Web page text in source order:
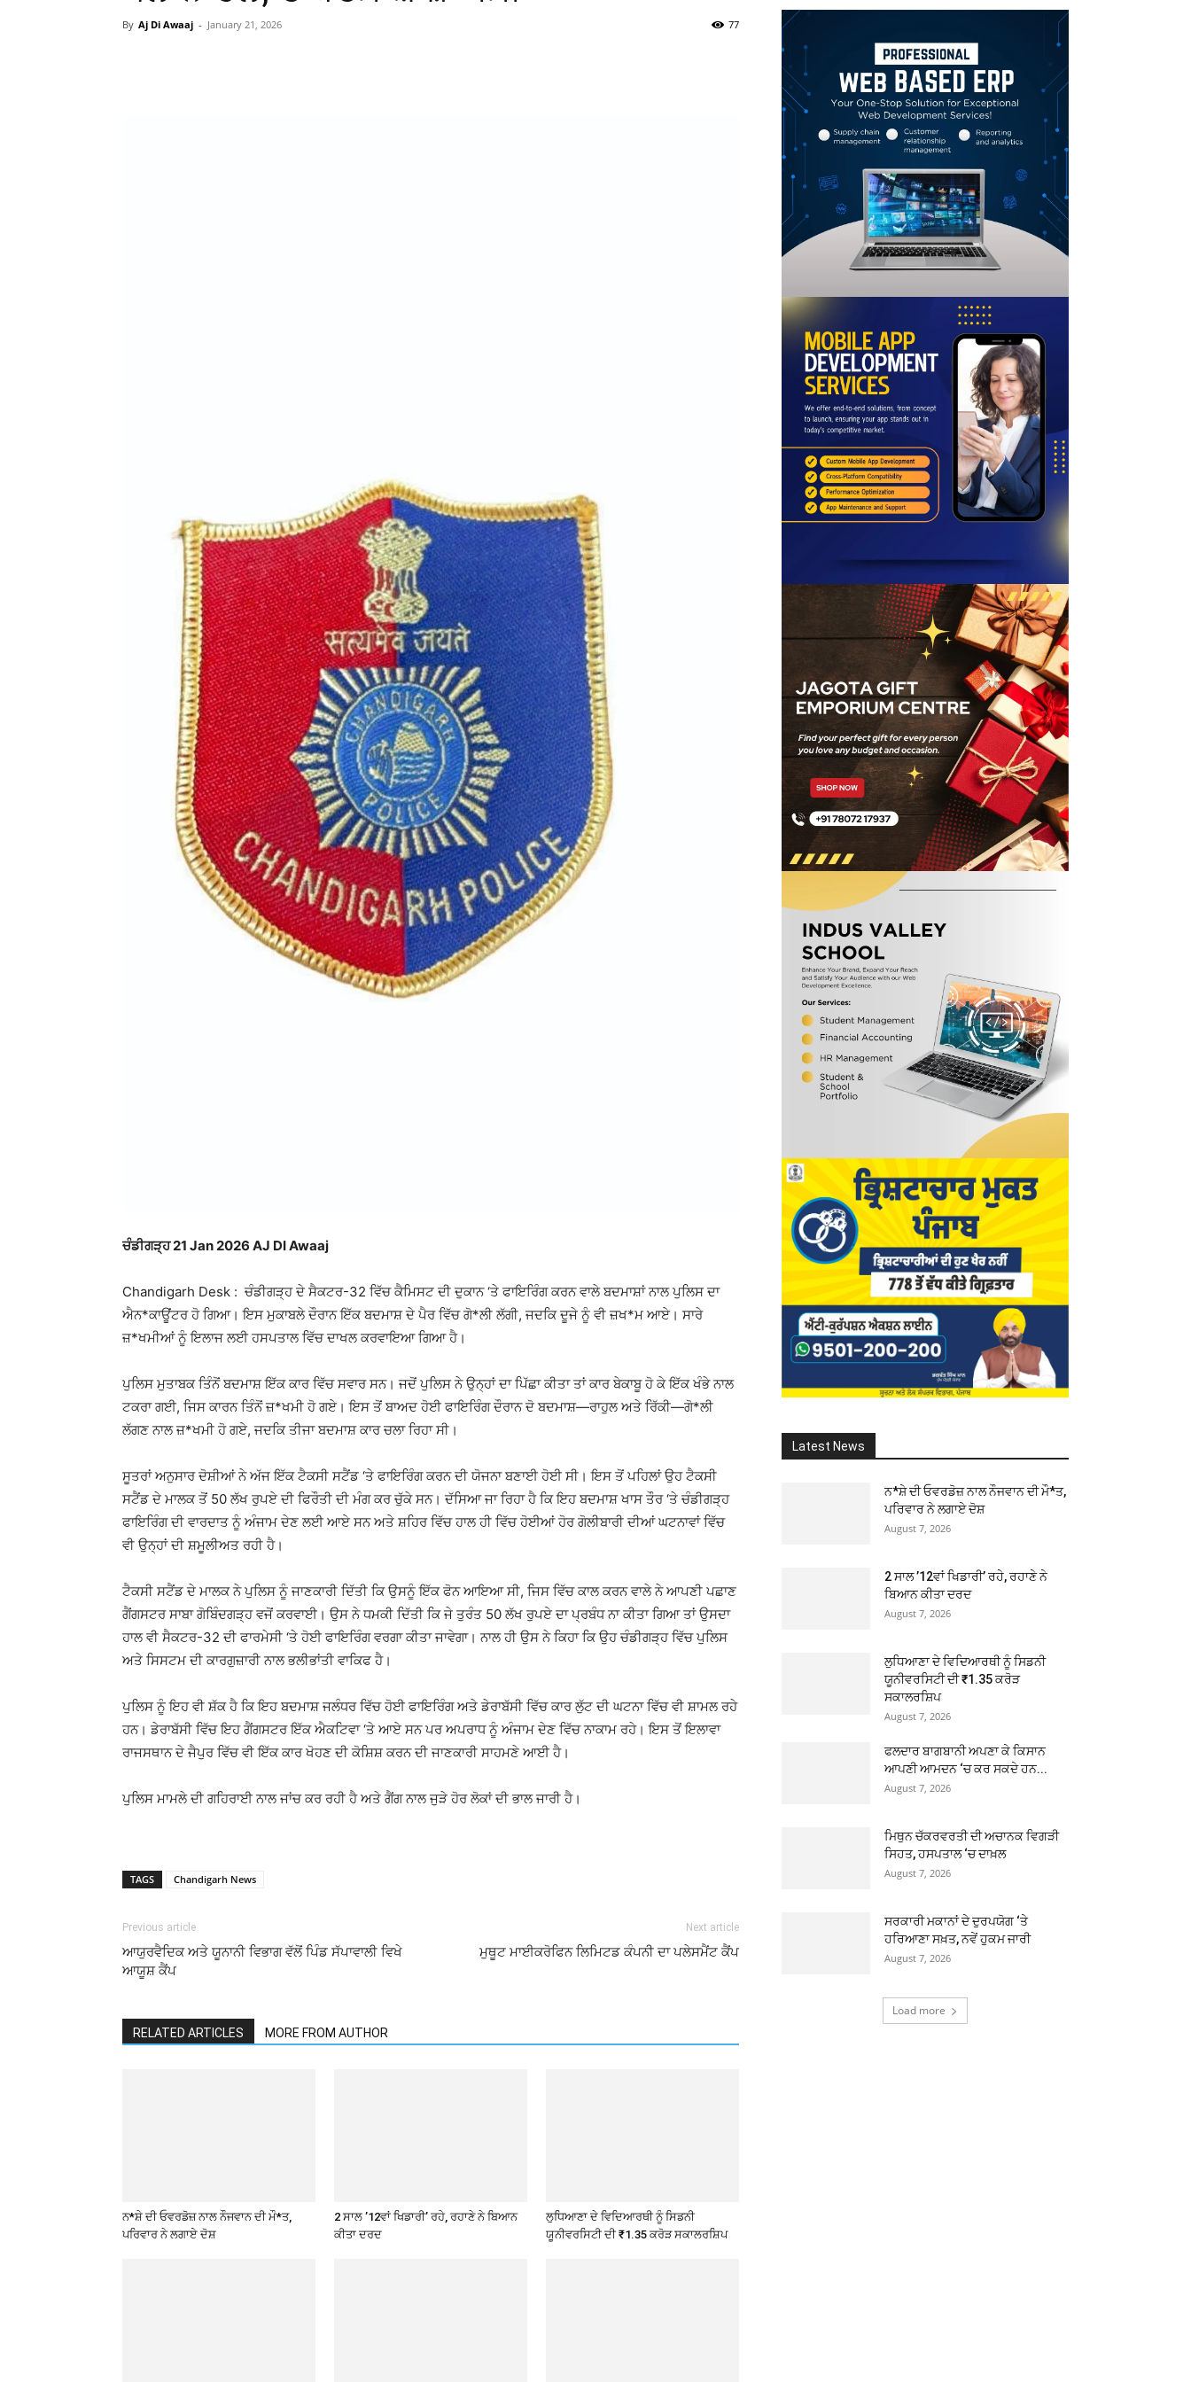
By Aj Di Awaaj - January 21, 2026 77
Email Print
ਚੰਡੀਗੜ੍ਹ 21 Jan 2026 AJ DI Awaaj
Chandigarh Desk : ਚੰਡੀਗੜ੍ਹ ਦੇ ਸੈਕਟਰ-32 ਵਿੱਚ ਕੈਮਿਸਟ ਦੀ ਦੁਕਾਨ ‘ਤੇ ਫਾਇਰਿੰਗ ਕਰਨ ਵਾਲੇ ਬਦਮਾਸ਼ਾਂ ਨਾਲ ਪੁਲਿਸ ਦਾ
ਐਨ*ਕਾਊਂਟਰ ਹੋ ਗਿਆ। ਇਸ ਮੁਕਾਬਲੇ ਦੌਰਾਨ ਇੱਕ ਬਦਮਾਸ਼ ਦੇ ਪੈਰ ਵਿੱਚ ਗੋ*ਲੀ ਲੱਗੀ, ਜਦਕਿ ਦੂਜੇ ਨੂੰ ਵੀ ਜ਼ਖ*ਮ ਆਏ। ਸਾਰੇ
ਜ਼*ਖਮੀਆਂ ਨੂੰ ਇਲਾਜ ਲਈ ਹਸਪਤਾਲ ਵਿੱਚ ਦਾਖਲ ਕਰਵਾਇਆ ਗਿਆ ਹੈ।
ਪੁਲਿਸ ਮੁਤਾਬਕ ਤਿੰਨੋਂ ਬਦਮਾਸ਼ ਇੱਕ ਕਾਰ ਵਿੱਚ ਸਵਾਰ ਸਨ। ਜਦੋਂ ਪੁਲਿਸ ਨੇ ਉਨ੍ਹਾਂ ਦਾ ਪਿੱਛਾ ਕੀਤਾ ਤਾਂ ਕਾਰ ਬੇਕਾਬੂ ਹੋ ਕੇ ਇੱਕ ਖੰਭੇ ਨਾਲ
ਟਕਰਾ ਗਈ, ਜਿਸ ਕਾਰਨ ਤਿੰਨੋਂ ਜ਼*ਖਮੀ ਹੋ ਗਏ। ਇਸ ਤੋਂ ਬਾਅਦ ਹੋਈ ਫਾਇਰਿੰਗ ਦੌਰਾਨ ਦੋ ਬਦਮਾਸ਼—ਰਾਹੁਲ ਅਤੇ ਰਿੱਕੀ—ਗੋ*ਲੀ
ਲੱਗਣ ਨਾਲ ਜ਼*ਖਮੀ ਹੋ ਗਏ, ਜਦਕਿ ਤੀਜਾ ਬਦਮਾਸ਼ ਕਾਰ ਚਲਾ ਰਿਹਾ ਸੀ।
ਸੂਤਰਾਂ ਅਨੁਸਾਰ ਦੋਸ਼ੀਆਂ ਨੇ ਅੱਜ ਇੱਕ ਟੈਕਸੀ ਸਟੈਂਡ ‘ਤੇ ਫਾਇਰਿੰਗ ਕਰਨ ਦੀ ਯੋਜਨਾ ਬਣਾਈ ਹੋਈ ਸੀ। ਇਸ ਤੋਂ ਪਹਿਲਾਂ ਉਹ ਟੈਕਸੀ
ਸਟੈਂਡ ਦੇ ਮਾਲਕ ਤੋਂ 50 ਲੱਖ ਰੁਪਏ ਦੀ ਫਿਰੌਤੀ ਦੀ ਮੰਗ ਕਰ ਚੁੱਕੇ ਸਨ। ਦੱਸਿਆ ਜਾ ਰਿਹਾ ਹੈ ਕਿ ਇਹ ਬਦਮਾਸ਼ ਖਾਸ ਤੌਰ ‘ਤੇ ਚੰਡੀਗੜ੍ਹ
ਫਾਇਰਿੰਗ ਦੀ ਵਾਰਦਾਤ ਨੂੰ ਅੰਜਾਮ ਦੇਣ ਲਈ ਆਏ ਸਨ ਅਤੇ ਸ਼ਹਿਰ ਵਿੱਚ ਹਾਲ ਹੀ ਵਿੱਚ ਹੋਈਆਂ ਹੋਰ ਗੋਲੀਬਾਰੀ ਦੀਆਂ ਘਟਨਾਵਾਂ ਵਿੱਚ
ਵੀ ਉਨ੍ਹਾਂ ਦੀ ਸ਼ਮੂਲੀਅਤ ਰਹੀ ਹੈ।
ਟੈਕਸੀ ਸਟੈਂਡ ਦੇ ਮਾਲਕ ਨੇ ਪੁਲਿਸ ਨੂੰ ਜਾਣਕਾਰੀ ਦਿੱਤੀ ਕਿ ਉਸਨੂੰ ਇੱਕ ਫੋਨ ਆਇਆ ਸੀ, ਜਿਸ ਵਿੱਚ ਕਾਲ ਕਰਨ ਵਾਲੇ ਨੇ ਆਪਣੀ ਪਛਾਣ
ਗੈਂਗਸਟਰ ਸਾਬਾ ਗੋਬਿੰਦਗੜ੍ਹ ਵਜੋਂ ਕਰਵਾਈ। ਉਸ ਨੇ ਧਮਕੀ ਦਿੱਤੀ ਕਿ ਜੇ ਤੁਰੰਤ 50 ਲੱਖ ਰੁਪਏ ਦਾ ਪ੍ਰਬੰਧ ਨਾ ਕੀਤਾ ਗਿਆ ਤਾਂ ਉਸਦਾ
ਹਾਲ ਵੀ ਸੈਕਟਰ-32 ਦੀ ਫਾਰਮੇਸੀ ‘ਤੇ ਹੋਈ ਫਾਇਰਿੰਗ ਵਰਗਾ ਕੀਤਾ ਜਾਵੇਗਾ। ਨਾਲ ਹੀ ਉਸ ਨੇ ਕਿਹਾ ਕਿ ਉਹ ਚੰਡੀਗੜ੍ਹ ਵਿੱਚ ਪੁਲਿਸ
ਅਤੇ ਸਿਸਟਮ ਦੀ ਕਾਰਗੁਜ਼ਾਰੀ ਨਾਲ ਭਲੀਭਾਂਤੀ ਵਾਕਿਫ ਹੈ।
ਪੁਲਿਸ ਨੂੰ ਇਹ ਵੀ ਸ਼ੱਕ ਹੈ ਕਿ ਇਹ ਬਦਮਾਸ਼ ਜਲੰਧਰ ਵਿੱਚ ਹੋਈ ਫਾਇਰਿੰਗ ਅਤੇ ਡੇਰਾਬੱਸੀ ਵਿੱਚ ਕਾਰ ਲੁੱਟ ਦੀ ਘਟਨਾ ਵਿੱਚ ਵੀ ਸ਼ਾਮਲ ਰਹੇ
ਹਨ। ਡੇਰਾਬੱਸੀ ਵਿੱਚ ਇਹ ਗੈਂਗਸਟਰ ਇੱਕ ਐਕਟਿਵਾ ‘ਤੇ ਆਏ ਸਨ ਪਰ ਅਪਰਾਧ ਨੂੰ ਅੰਜਾਮ ਦੇਣ ਵਿੱਚ ਨਾਕਾਮ ਰਹੇ। ਇਸ ਤੋਂ ਇਲਾਵਾ
ਰਾਜਸਥਾਨ ਦੇ ਜੈਪੁਰ ਵਿੱਚ ਵੀ ਇੱਕ ਕਾਰ ਖੋਹਣ ਦੀ ਕੋਸ਼ਿਸ਼ ਕਰਨ ਦੀ ਜਾਣਕਾਰੀ ਸਾਹਮਣੇ ਆਈ ਹੈ।
ਪੁਲਿਸ ਮਾਮਲੇ ਦੀ ਗਹਿਰਾਈ ਨਾਲ ਜਾਂਚ ਕਰ ਰਹੀ ਹੈ ਅਤੇ ਗੈਂਗ ਨਾਲ ਜੁੜੇ ਹੋਰ ਲੋਕਾਂ ਦੀ ਭਾਲ ਜਾਰੀ ਹੈ।
TAGS Chandigarh News
Previous article
ਆਯੁਰਵੈਦਿਕ ਅਤੇ ਯੂਨਾਨੀ ਵਿਭਾਗ ਵੱਲੋਂ ਪਿੰਡ ਸੱਪਾਵਾਲੀ ਵਿਖੇ
ਆਯੂਸ਼ ਕੈਂਪ
Next article
ਮੁਥੂਟ ਮਾਈਕਰੋਫਿਨ ਲਿਮਿਟਡ ਕੰਪਨੀ ਦਾ ਪਲੇਸਮੈਂਟ ਕੈਂਪ
RELATED ARTICLES MORE FROM AUTHOR
ਨ*ਸ਼ੇ ਦੀ ਓਵਰਡੋਜ਼ ਨਾਲ ਨੌਜਵਾਨ ਦੀ ਮੌ*ਤ,
ਪਰਿਵਾਰ ਨੇ ਲਗਾਏ ਦੋਸ਼
2 ਸਾਲ ’12ਵਾਂ ਖਿਡਾਰੀ’ ਰਹੇ, ਰਹਾਣੇ ਨੇ ਬਿਆਨ
ਕੀਤਾ ਦਰਦ
ਲੁਧਿਆਣਾ ਦੇ ਵਿਦਿਆਰਥੀ ਨੂੰ ਸਿਡਨੀ
ਯੂਨੀਵਰਸਿਟੀ ਦੀ ₹1.35 ਕਰੋੜ ਸਕਾਲਰਸ਼ਿਪ
Latest News
ਨ*ਸ਼ੇ ਦੀ ਓਵਰਡੋਜ਼ ਨਾਲ ਨੌਜਵਾਨ ਦੀ ਮੌ*ਤ,
ਪਰਿਵਾਰ ਨੇ ਲਗਾਏ ਦੋਸ਼
August 7, 2026
2 ਸਾਲ ’12ਵਾਂ ਖਿਡਾਰੀ’ ਰਹੇ, ਰਹਾਣੇ ਨੇ
ਬਿਆਨ ਕੀਤਾ ਦਰਦ
August 7, 2026
ਲੁਧਿਆਣਾ ਦੇ ਵਿਦਿਆਰਥੀ ਨੂੰ ਸਿਡਨੀ
ਯੂਨੀਵਰਸਿਟੀ ਦੀ ₹1.35 ਕਰੋੜ
ਸਕਾਲਰਸ਼ਿਪ
August 7, 2026
ਫਲਦਾਰ ਬਾਗਬਾਨੀ ਅਪਣਾ ਕੇ ਕਿਸਾਨ
ਆਪਣੀ ਆਮਦਨ ‘ਚ ਕਰ ਸਕਦੇ ਹਨ...
August 7, 2026
ਮਿਥੁਨ ਚੱਕਰਵਰਤੀ ਦੀ ਅਚਾਨਕ ਵਿਗੜੀ
ਸਿਹਤ, ਹਸਪਤਾਲ ‘ਚ ਦਾਖ਼ਲ
August 7, 2026
ਸਰਕਾਰੀ ਮਕਾਨਾਂ ਦੇ ਦੁਰਪਯੋਗ ‘ਤੇ
ਹਰਿਆਣਾ ਸਖ਼ਤ, ਨਵੇਂ ਹੁਕਮ ਜਾਰੀ
August 7, 2026
Load more